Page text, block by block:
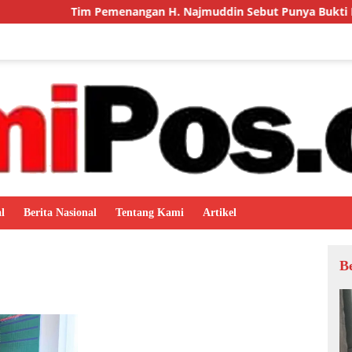
H. Najmuddin Sebut Punya Bukti Penyerahan Surat
Berita Nasional Tentang Kami Artikel